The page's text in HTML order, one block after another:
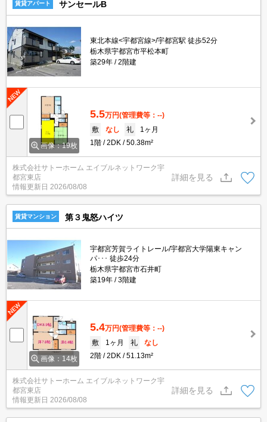
賃貸アパート サンセールB
東北本線<宇都宮線>/宇都宮駅 徒歩52分
栃木県宇都宮市平松本町
築29年
2階建
画像：19枚
5.5万円(管理費等：--)
敷
なし 礼
1ヶ月
1階
2DK 50.38m²
株式会社サトーホーム エイブルネットワーク宇
都宮東店
情報更新日 2026/08/08
詳細を見る
賃貸マンション 第３鬼怒ハイツ
宇都宮芳賀ライトレール/宇都宮大学陽東キャン
パ･･･ 徒歩24分
栃木県宇都宮市石井町
築19年
3階建
画像：14枚
5.4万円(管理費等：--)
敷
1ヶ月 礼
なし
2階
2DK 51.13m²
株式会社サトーホーム エイブルネットワーク宇
都宮東店
情報更新日 2026/08/08
詳細を見る